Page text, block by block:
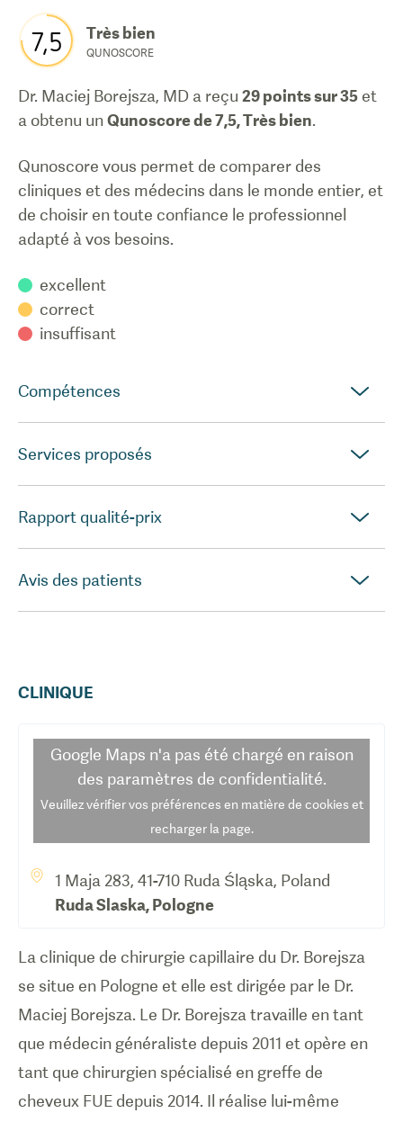
7,5 Très bien
QUNOSCORE
Dr. Maciej Borejsza, MD a reçu 29points sur 35 et
a obtenu unQunoscore de7,5,Très bien.
Qunoscore vous permet de comparer des
cliniques et des médecins dans le monde entier, et
de choisir en toute confiance le professionnel
adapté à vos besoins.
excellent
correct
insuffisant
Compétences
Services proposés
Rapport qualité-prix
Avis des patients
CLINIQUE
Google Maps n'a pas été chargé en raison
des paramètres de confidentialité.
Veuillez vérifier vos préférences en matière de cookies et
recharger la page.
1 Maja 283, 41-710 Ruda Śląska, Poland
Ruda Slaska,Pologne
La clinique de chirurgie capillaire du Dr. Borejsza
se situe en Pologne et elle est dirigée par le Dr.
Maciej Borejsza. Le Dr. Borejsza travaille en tant
que médecin généraliste depuis 2011 et opère en
tant que chirurgien spécialisé en greffe de
cheveux FUE depuis 2014. Il réalise lui-même